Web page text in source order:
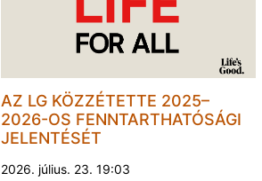
AZ LG KÖZZÉTETTE 2025–
2026-OS FENNTARTHATÓSÁGI
JELENTÉSÉT
2026. július. 23. 19:03